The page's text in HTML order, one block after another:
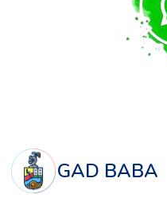
GAD BABA